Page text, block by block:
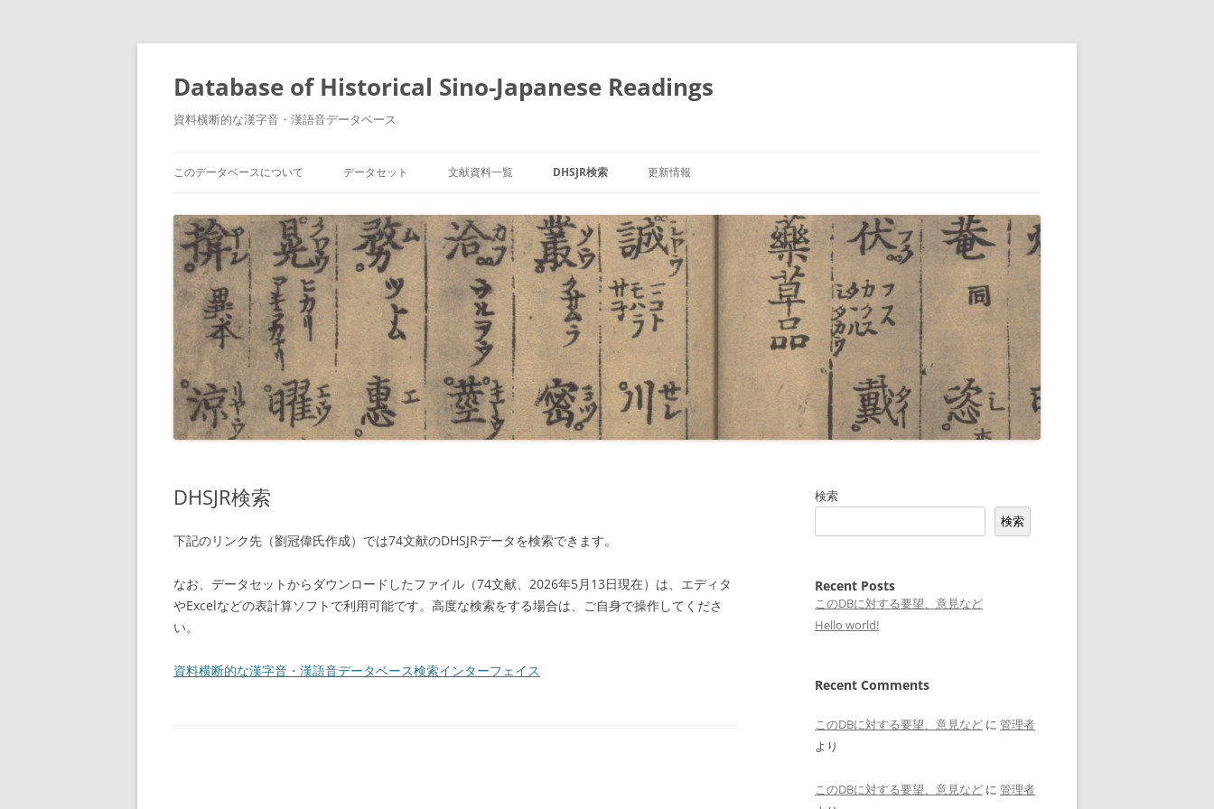
コ
ン
ツ
へ
ス
Database of Historical Sino-Japanese Readings
資料横断的な漢字音・漢語音データベース
このデータベースについて データセット 文献資料一覧 DHSJR検索 更新情報
DHSJR検索
下記のリンク先（劉冠偉氏作成）では74文献のDHSJRデータを検索できます。
なお、データセットからダウンロードしたファイル（74文献、2026年5月13日現在）は、エディタ
やExcelなどの表計算ソフトで利用可能です。高度な検索をする場合は、ご自身で操作してくださ
い。
資料横断的な漢字音・漢語音データベース検索インターフェイス
検索
検索
Recent Posts
このDBに対する要望、意見など
Hello world!
Recent Comments
このDBに対する要望、意見など に 管理者
より
このDBに対する要望、意見など に 管理者